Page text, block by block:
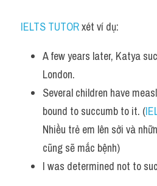
IELTS TUTOR xét ví dụ:
A few years later, Katya
London.
Several children have
bound to succumb to it. (
Nhiều trẻ em lên sởi và
cũng sẽ mắc bệnh)
I was determined not to